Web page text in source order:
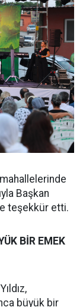
Başkan
teşekkür etti.
BİR EMEK
büyük bir